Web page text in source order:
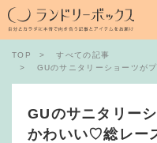
TOP
すべての記事
GUのサニタリーショーツが
GUのサニタリー
かわいい♡総レー